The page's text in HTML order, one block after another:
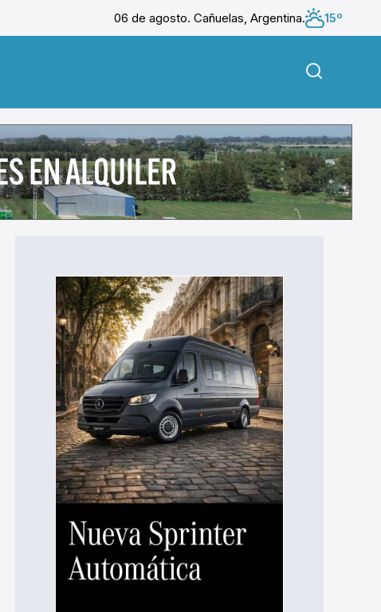
06 de agosto. Cañuelas, Argentina.
15º